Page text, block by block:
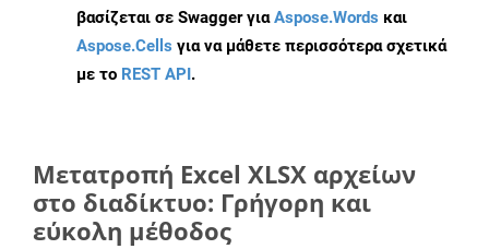
βασίζεται σε Swagger γιαAspose.Words και
Aspose.Cells για να μάθετε περισσότερα σχετικά
με το REST API.
Μετατροπή Excel XLSX αρχείων
στο διαδίκτυο: Γρήγορη και
εύκολη μέθοδος